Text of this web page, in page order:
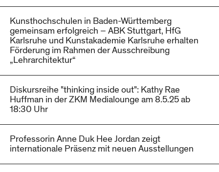
Kunsthochschulen in Baden-Württemberg
gemeinsam erfolgreich – ABK Stuttgart, HfG
Karlsruhe und Kunstakademie Karlsruhe erhalten
Förderung im Rahmen der Ausschreibung
„Lehrarchitektur“
Diskursreihe "thinking inside out": Kathy Rae
Huffman in der ZKM Medialounge am 8.5.25 ab
18:30 Uhr
Professorin Anne Duk Hee Jordan zeigt
internationale Präsenz mit neuen Ausstellungen